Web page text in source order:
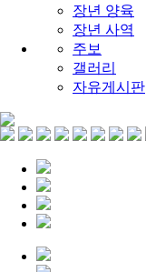
장년 양육
장년 사역
주보
갤러리
자유게시판